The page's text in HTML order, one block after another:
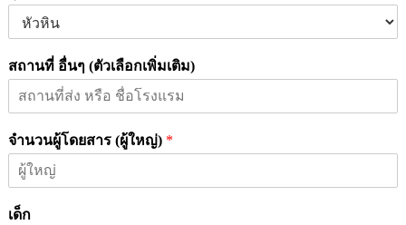
สถานที่ อื่นๆ (ตัวเลือกเพิ่มเติม)
จำนวนผู้โดยสาร (ผู้ใหญ่) *
เด็ก